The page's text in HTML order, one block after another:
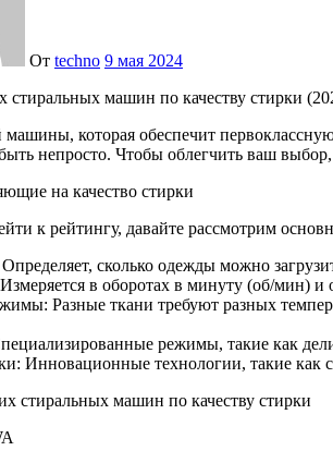
От techno 9 мая 2024
стиральных машин по качеству стирки
которая обеспечит
непросто. Чтобы облегчить ваш
на качество стирки
к рейтингу, давайте рассмотрим
сколько одежды можно
в оборотах в минуту (об/мин) и
Разные ткани требуют разных
режимы, такие как
Инновационные технологии, такие как
стиральных машин по качеству стирки